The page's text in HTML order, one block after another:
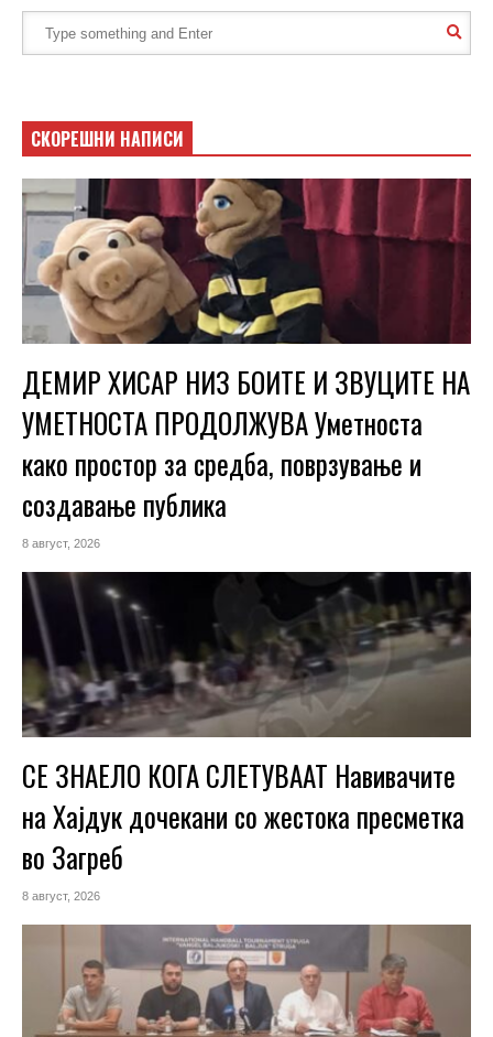
СКОРЕШНИ НАПИСИ
ДЕМИР ХИСАР НИЗ БОИТЕ И ЗВУЦИТЕ НА
УМЕТНОСТА ПРОДОЛЖУВА Уметноста
како простор за средба, поврзување и
создавање публика
8 август, 2026
СЕ ЗНАЕЛО КОГА СЛЕТУВААТ Навивачите
на Хајдук дочекани со жестока пресметка
во Загреб
8 август, 2026